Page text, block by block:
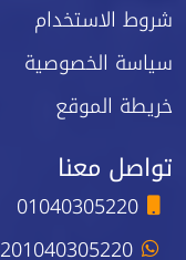
شروط الاستخدام
سياسة الخصوصية
خريطة الموقع
تواصل معنا
01040305220
201040305220